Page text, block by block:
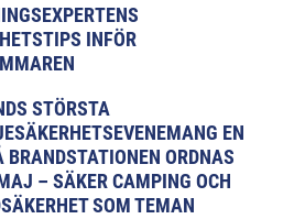
INFÖR
STÖRSTA
EN
BRANDSTATIONEN ORDNAS
– SÄKER CAMPING OCH
SOM TEMAN